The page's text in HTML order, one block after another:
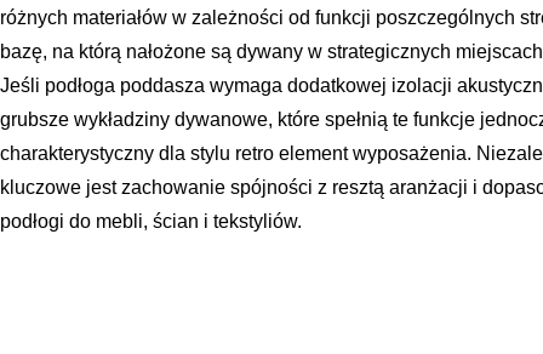
różnych materiałów w zależności od funkcji poszczególnych
bazę, na którą nałożone są dywany w strategicznych
Jeśli podłoga poddasza wymaga dodatkowej izolacji
grubsze wykładziny dywanowe, które spełnią te funkcje
charakterystyczny dla stylu retro element wyposażenia.
kluczowe jest zachowanie spójności z resztą aranżacji i
podłogi do mebli, ścian i tekstyliów.